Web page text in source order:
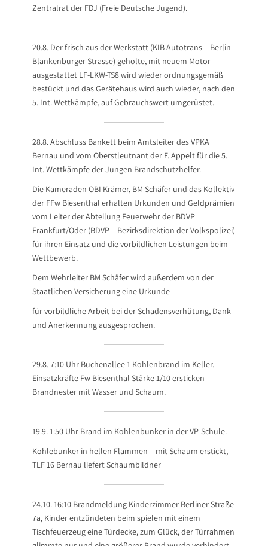
Zentralrat der FDJ (Freie Deutsche Jugend).
20.8. Der frisch aus der Werkstatt (KIB Autotrans – Berlin
Blankenburger Strasse) geholte, mit neuem Motor
ausgestattet LF-LKW-TS8 wird wieder ordnungsgemäß
bestückt und das Gerätehaus wird auch wieder, nach den
5. Int. Wettkämpfe, auf Gebrauchswert umgerüstet.
28.8. Abschluss Bankett beim Amtsleiter des VPKA
Bernau und vom Oberstleutnant der F. Appelt für die 5.
Int. Wettkämpfe der Jungen Brandschutzhelfer.
Die Kameraden OBI Krämer, BM Schäfer und das Kollektiv
der FFw Biesenthal erhalten Urkunden und Geldprämien
vom Leiter der Abteilung Feuerwehr der BDVP
Frankfurt/Oder (BDVP – Bezirksdirektion der Volkspolizei)
für ihren Einsatz und die vorbildlichen Leistungen beim
Wettbewerb.
Dem Wehrleiter BM Schäfer wird außerdem von der
Staatlichen Versicherung eine Urkunde
für vorbildliche Arbeit bei der Schadensverhütung, Dank
und Anerkennung ausgesprochen.
29.8. 7:10 Uhr Buchenallee 1 Kohlenbrand im Keller.
Einsatzkräfte Fw Biesenthal Stärke 1/10 ersticken
Brandnester mit Wasser und Schaum.
19.9. 1:50 Uhr Brand im Kohlenbunker in der VP-Schule.
Kohlebunker in hellen Flammen – mit Schaum erstickt,
TLF 16 Bernau liefert Schaumbildner
24.10. 16:10 Brandmeldung Kinderzimmer Berliner Straße
7a, Kinder entzündeten beim spielen mit einem
Tischfeuerzeug eine Türdecke, zum Glück, der Türrahmen